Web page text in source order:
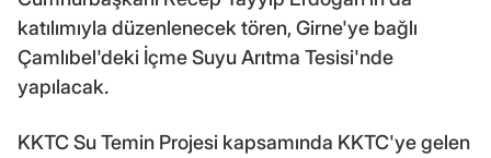
katılımıyla düzenlenecek tören, Girne'ye bağlı
Çamlıbel'deki İçme Suyu Arıtma Tesisi'nde
yapılacak.
KKTC Su Temin Projesi kapsamında KKTC'ye gelen